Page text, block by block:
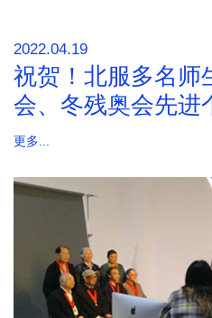
2022.04.19
祝贺！北服多名师
会、冬残奥会先进
更多...